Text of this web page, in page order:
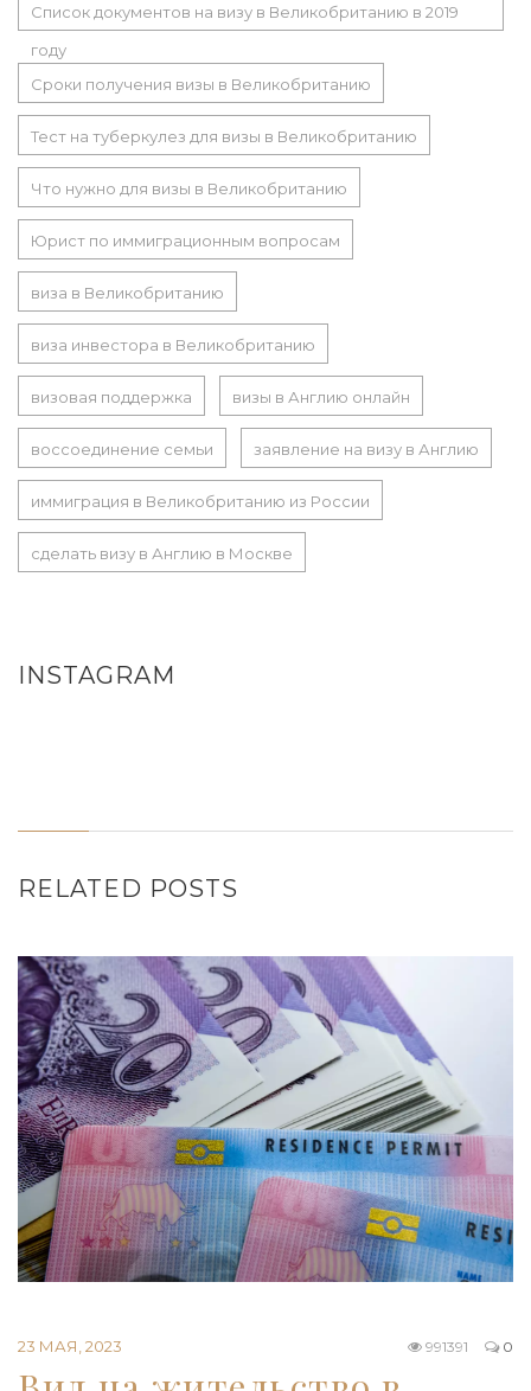
Список документов на визу в Великобританию в 2019
году
Сроки получения визы в Великобританию
Тест на туберкулез для визы в Великобританию
Что нужно для визы в Великобританию
Юрист по иммиграционным вопросам
виза в Великобританию
виза инвестора в Великобританию
визовая поддержка визы в Англию онлайн
воссоединение семьи заявление на визу в Англию
иммиграция в Великобританию из России
сделать визу в Англию в Москве
INSTAGRAM
RELATED POSTS
23 МАЯ, 2023 0
991391